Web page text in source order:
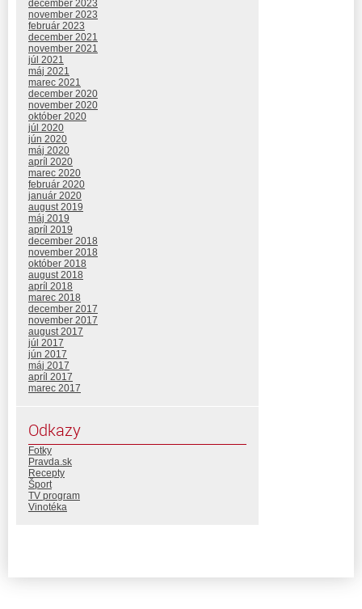
december 2023
november 2023
február 2023
december 2021
november 2021
júl 2021
máj 2021
marec 2021
december 2020
november 2020
október 2020
júl 2020
jún 2020
máj 2020
apríl 2020
marec 2020
február 2020
január 2020
august 2019
máj 2019
apríl 2019
december 2018
november 2018
október 2018
august 2018
apríl 2018
marec 2018
december 2017
november 2017
august 2017
júl 2017
jún 2017
máj 2017
apríl 2017
marec 2017
Odkazy
Fotky
Pravda.sk
Recepty
Šport
TV program
Vinotéka